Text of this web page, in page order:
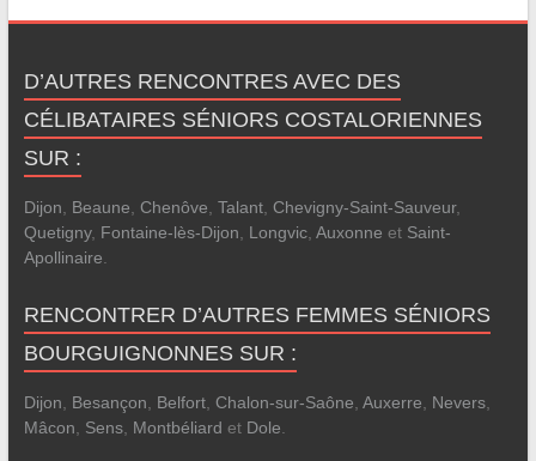
D’AUTRES RENCONTRES AVEC DES
CÉLIBATAIRES SÉNIORS COSTALORIENNES
SUR :
Dijon Beaune Chenôve Talant, Chevigny-Saint-Sauveur,
Quetigny, Fontaine-lès-Dijon Longvic, Auxonne et Saint-
Apollinaire
RENCONTRER D’AUTRES FEMMES SÉNIORS
BOURGUIGNONNES SUR :
Dijon Besançon Belfort, Chalon-sur-Saône Auxerre Nevers,
Mâcon
Sens, Montbéliard et Dole